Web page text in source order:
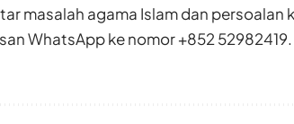
masalah agama Islam dan persoalan
WhatsApp ke nomor+852 52982419.